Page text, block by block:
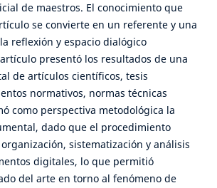
de maestros. El conocimiento que
se convierte en un referente y una
reflexión y espacio dialógico
presentó los resultados de una
de artículos científicos, tesis
normativos, normas técnicas
como perspectiva metodológica la
dado que el procedimiento
sistematización y análisis
digitales, lo que permitió
del arte en torno al fenómeno de